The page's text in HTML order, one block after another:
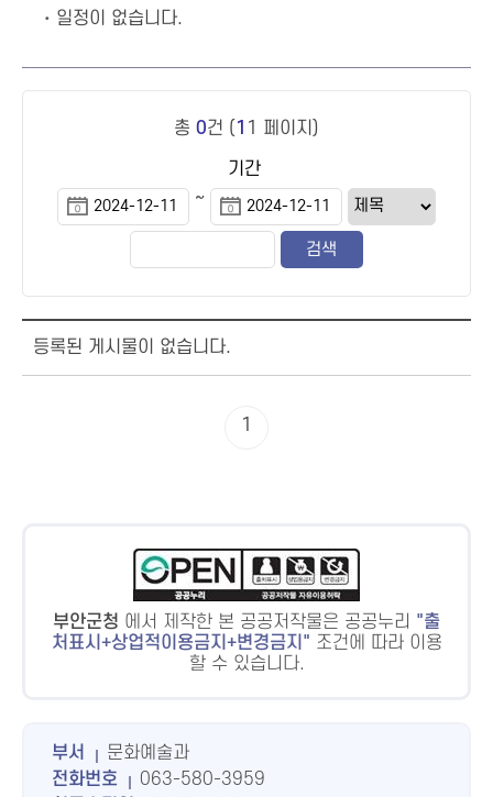
일정이 없습니다.
총 0건 ( 1 1 페이지)
기간
~
등록된 게시물이 없습니다.
1
부안군청 에서 제작한 본 공공저작물은 공공누리
출
처표시+상업적이용금지+변경금지
조건에 따라 이용
할 수 있습니다.
부서
문화예술과
전화번호
063-580-3959